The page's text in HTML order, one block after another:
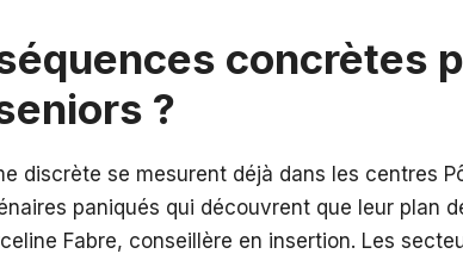
concrètes
?
discrète se mesurent déjà dans les centres
paniqués qui découvrent que leur plan
Fabre, conseillère en insertion. Les